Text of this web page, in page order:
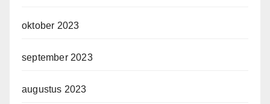
oktober 2023
september 2023
augustus 2023